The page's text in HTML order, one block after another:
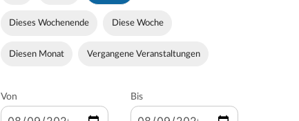
Dieses Wochenende Diese Woche
Diesen Monat Vergangene Veranstaltungen
Von Bis